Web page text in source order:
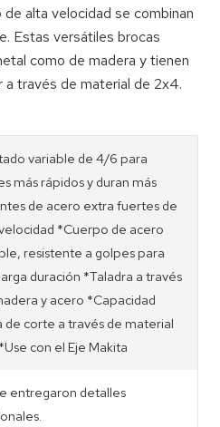
alta velocidad se combinan
Estas versátiles brocas
como de madera y tienen
a través de material de 2x4.
variable de 4/6 para
más rápidos y duran más
de acero extra fuertes de
*Cuerpo de acero
resistente a golpes para
duración *Taladra a través
y acero *Capacidad
de corte a través de material
con el Eje Makita
entregaron detalles